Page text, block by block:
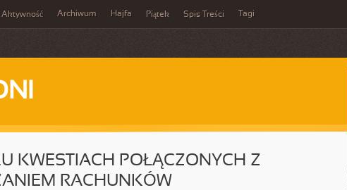
Aktywność Archiwum Hajfa Piątek Spis Treści Tagi
KWESTIACH POŁĄCZONYCH Z
RACHUNKÓW